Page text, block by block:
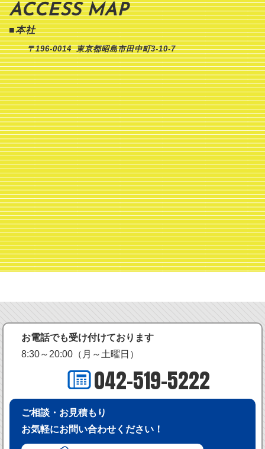
ACCESS MAP
■本社
〒196-0014東京都昭島市田中町3-10-7
お電話でも受け付けております
8:30～20:00（月～土曜日）
042-519-5222
ご相談・お見積もり
お気軽にお問い合わせください！